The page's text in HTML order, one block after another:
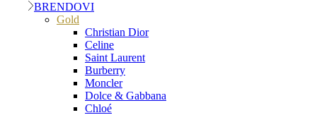
BRENDOVI
Gold
Christian Dior
Celine
Saint Laurent
Burberry
Moncler
Dolce & Gabbana
Chloé